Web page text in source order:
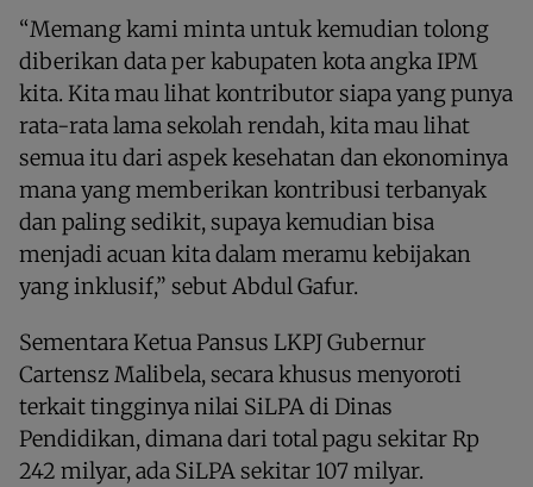
“Memang kami minta untuk kemudian tolong
diberikan data per kabupaten kota angka IPM
kita. Kita mau lihat kontributor siapa yang punya
rata-rata lama sekolah rendah, kita mau lihat
semua itu dari aspek kesehatan dan ekonominya
mana yang memberikan kontribusi terbanyak
dan paling sedikit, supaya kemudian bisa
menjadi acuan kita dalam meramu kebijakan
yang inklusif,” sebut Abdul Gafur.
Sementara Ketua Pansus LKPJ Gubernur
Cartensz Malibela, secara khusus menyoroti
terkait tingginya nilai SiLPA di Dinas
Pendidikan, dimana dari total pagu sekitar Rp
242 milyar, ada SiLPA sekitar 107 milyar.